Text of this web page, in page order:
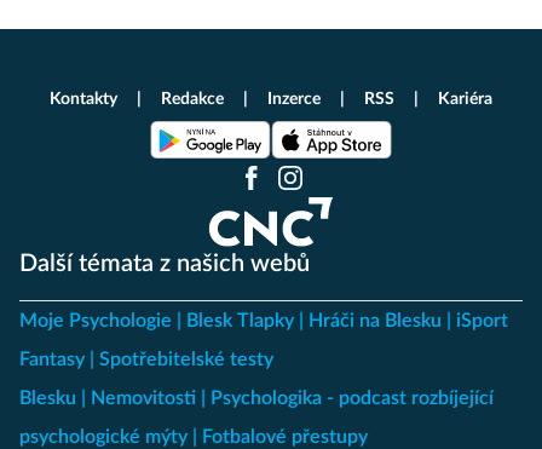
Další témata z našich webů
Moje Psychologie Blesk Tlapky Hráči na Blesku
iSport
Fantasy
Spotřebitelské testy
Blesku
Nemovitosti
Psychologika - podcast rozbíjející
psychologické mýty
Fotbalové přestupy
Kontakty Redakce Inzerce RSS Kariéra